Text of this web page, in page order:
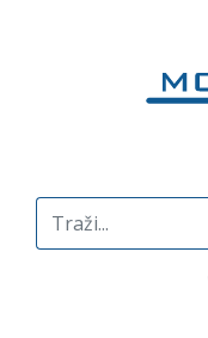
Search
for: